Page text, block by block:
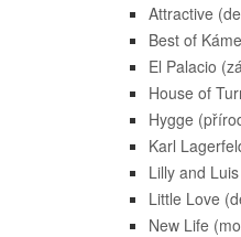
Attractive
Best of
El Palacio
House of
Hygge
Karl
Lilly and
Little Love
New Life